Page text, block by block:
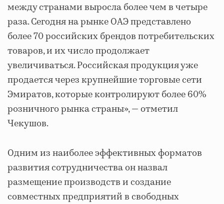
между странами выросла более чем в четыре
раза. Сегодня на рынке ОАЭ представлено
более 70 российских брендов потребительских
товаров, и их число продолжает
увеличиваться. Российская продукция уже
продается через крупнейшие торговые сети
Эмиратов, которые контролируют более 60%
розничного рынка страны», — отметил
Чекушов.
Одним из наиболее эффективных форматов
развития сотрудничества он назвал
размещение производств и создание
совместных предприятий в свободных